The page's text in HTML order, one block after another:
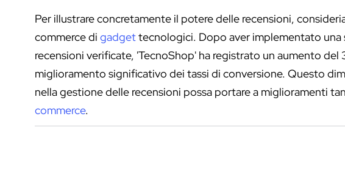
Per illustrare concretamente il potere delle recensioni,
commerce di gadgettecnologici. Dopo aver implementato una
recensioni verificate, 'TecnoShop' ha registrato un aumento del
miglioramento significativo dei tassi di conversione. Questo
nella gestione delle recensioni possa portare a miglioramenti
commerce.